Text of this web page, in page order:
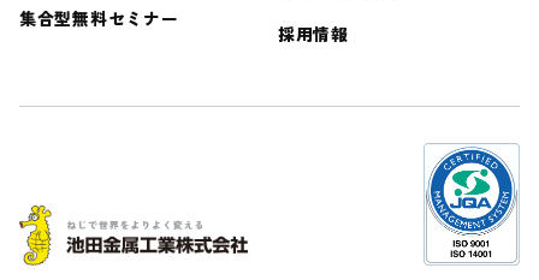
集合型無料セミナー
採用情報